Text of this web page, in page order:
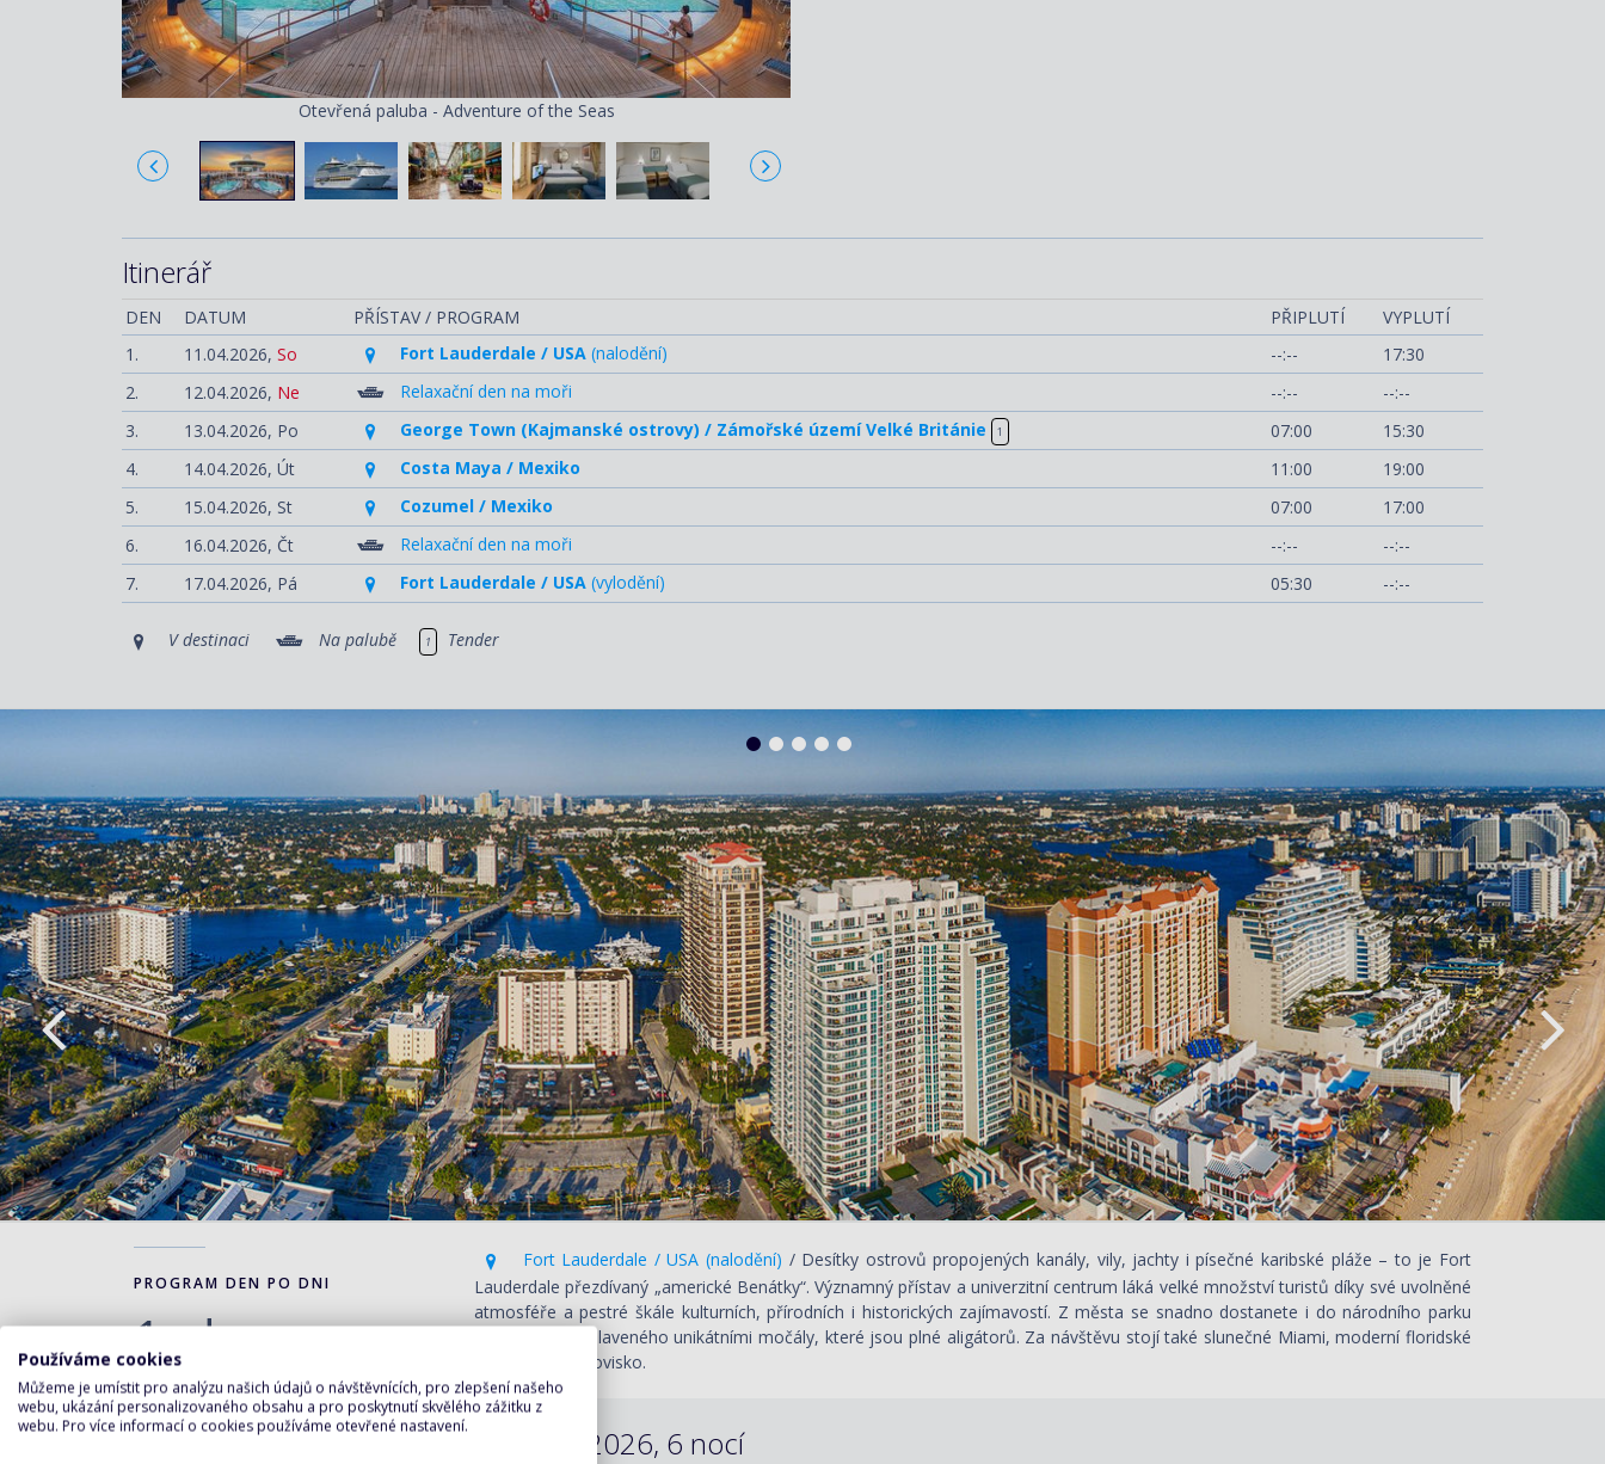
Otevřená paluba - Adventure of the Seas
Itinerář
DEN DATUM PŘÍSTAV / PROGRAM PŘIPLUTÍ
VYPLUTÍ
1.
11.04.2026, So Fort Lauderdale / USA (nalodění) --:--
17:30
2.
12.04.2026, Ne Relaxační den na moři --:--
--:--
3.
13.04.2026, Po George Town (Kajmanské ostrovy) / Zámořské území Velké Británie 1 07:00
15:30
4.
14.04.2026, Út Costa Maya / Mexiko 11:00
19:00
5.
15.04.2026, St Cozumel / Mexiko 07:00
17:00
6.
16.04.2026, Čt Relaxační den na moři --:--
--:--
7.
17.04.2026, Pá Fort Lauderdale / USA (vylodění) 05:30 --:--
V destinaci Na palubě 1 Tender
PROGRAM DEN PO DNI
1. den
Fort Lauderdale / USA (nalodění) / Desítky ostrovů propojených kanály, vily, jachty i písečné karibské pláže – to je Fort
Lauderdale přezdívaný „americké Benátky“. Významný přístav a univerzitní centrum láká velké množství turistů díky své uvolněné
atmosféře a pestré škále kulturních, přírodních i historických zajímavostí. Z města se snadno dostanete i do národního parku
Everglades proslaveného unikátními močály, které jsou plné aligátorů. Za návštěvu stojí také slunečné Miami, moderní floridské
multikulturní letovisko.
Ceny pro termín 11.04.2026 - 17.04.2026, 6 nocí
Používáme cookies
Můžeme je umístit pro analýzu našich údajů o návštěvnících, pro zlepšení našeho
webu, ukázání personalizovaného obsahu a pro poskytnutí skvělého zážitku z
webu. Pro více informací o cookies používáme otevřené nastavení.